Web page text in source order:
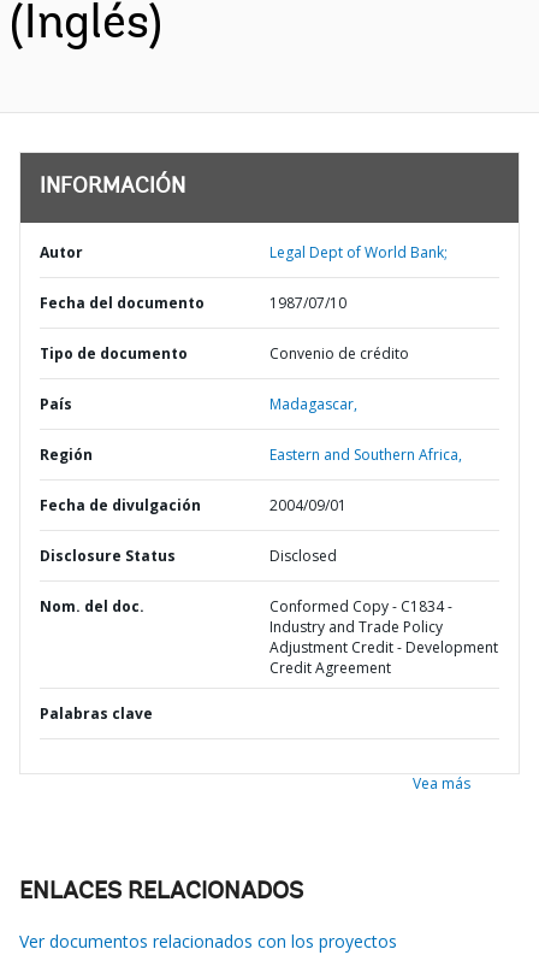
(Inglés)
INFORMACIÓN
Autor Legal Dept of World Bank;
Fecha del documento 1987/07/10
Tipo de documento Convenio de crédito
País Madagascar,
Región Eastern and Southern Africa,
Fecha de divulgación 2004/09/01
Disclosure Status Disclosed
Nom. del doc.
Conformed Copy - C1834 -
Industry and Trade Policy
Adjustment Credit - Development
Credit Agreement
Palabras clave
Vea más
ENLACES RELACIONADOS
Ver documentos relacionados con los proyectos